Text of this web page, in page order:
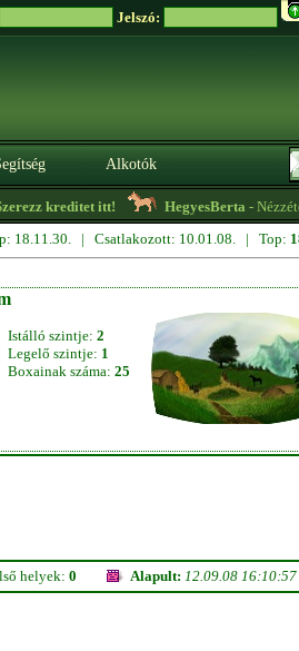
Jelszó:
Alkotók
kreditet itt! HegyesBerta-
18.11.30. | Csatlakozott: 10.01.08. | Top:
Istálló szintje: 2
Legelő szintje: 1
Boxainak száma: 25
helyek: 0 Alapult: 12.09.08 16:10:57